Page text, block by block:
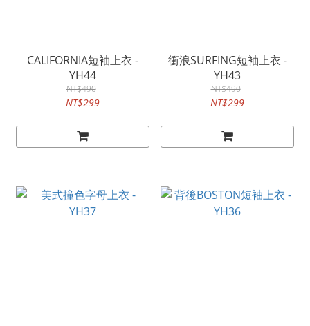
CALIFORNIA短袖上衣 -
YH44
NT$490
NT$299
衝浪SURFING短袖上衣 -
YH43
NT$490
NT$299